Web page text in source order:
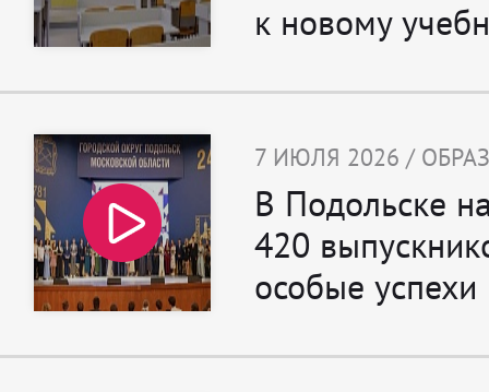
к новому
7 ИЮЛЯ 2026 /
В Подольске
420
особые успехи